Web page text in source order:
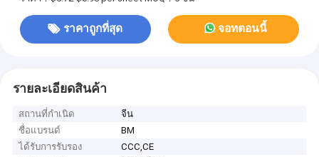
ราคาถูกที่สุด จอทตอนนี้
รายละเอียดสินค้า
สถานที่กำเนิด
จีน
ชื่อแบรนด์
BM
ได้รับการรับรอง
CCC,CE